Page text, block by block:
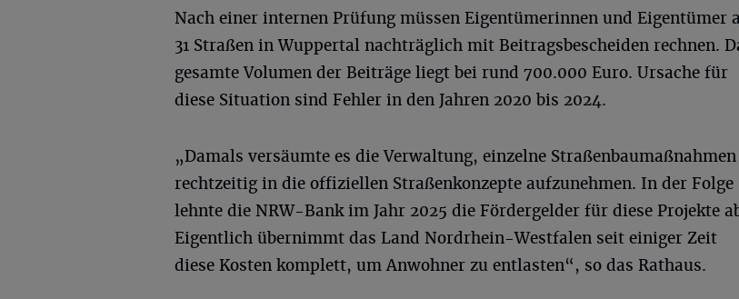
Nach einer internen Prüfung müssen Eigentümerinnen und Eigentümer
31 Straßen in Wuppertal nachträglich mit Beitragsbescheiden rechnen.
gesamte Volumen der Beiträge liegt bei rund 700.000 Euro. Ursache für
diese Situation sind Fehler in den Jahren 2020 bis 2024.
„Damals versäumte es die Verwaltung, einzelne Straßenbaumaßnahmen
rechtzeitig in die offiziellen Straßenkonzepte aufzunehmen. In der Folge
lehnte die NRW-Bank im Jahr 2025 die Fördergelder für diese Projekte
Eigentlich übernimmt das Land Nordrhein-Westfalen seit einiger Zeit
diese Kosten komplett, um Anwohner zu entlasten“, so das Rathaus.